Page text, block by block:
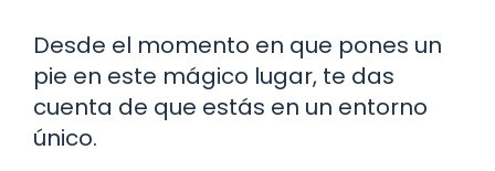
Desde el momento en que pones un
pie en este mágico lugar, te das
cuenta de que estás en un entorno
único.